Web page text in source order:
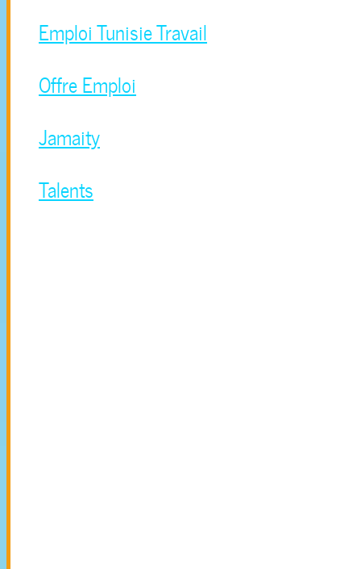
Emploi Tunisie Travail
Offre Emploi
Jamaity
Talents